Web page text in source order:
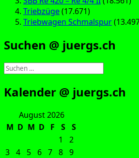
Triebzüge(17.671)
Triebwagen Schmalspur
Suchen @ juergs.ch
Suchen
nach:
Kalender @ juergs.ch
August 2026
M D M D F S
S
1
2
3 4 5 6 7 8 9